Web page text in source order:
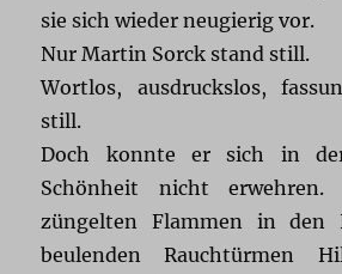
sie sich wieder neugierig vor.
Nur Martin Sorck stand still.
Wortlos, ausdruckslos,
still.
Doch konnte er sich in
Schönheit nicht
züngelten Flammen in den
beulenden Rauchtürmen